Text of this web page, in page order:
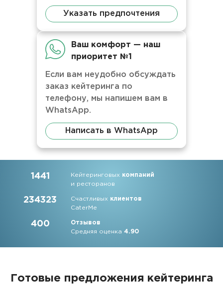
Указать предпочтения
Ваш комфорт — наш
приоритет №1
Если вам неудобно обсуждать
заказ кейтеринга по
телефону, мы напишем вам в
WhatsApp.
Написать в WhatsApp
1441 Кейтеринговых компаний
и ресторанов
234323 Счастливых клиентов
CaterMe
400
Отзывов
Средняя оценка4.90
Готовые предложения кейтеринга